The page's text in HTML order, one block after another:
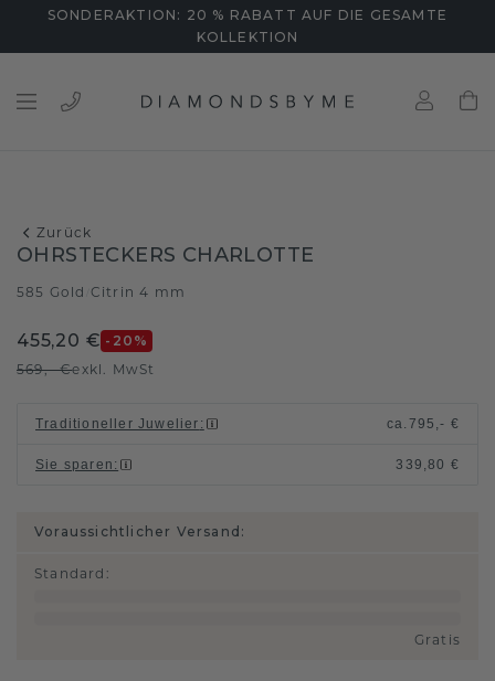
SONDERAKTION: 20 % RABATT AUF DIE GESAMTE
KOLLEKTION
Zurück
OHRSTECKERS CHARLOTTE
585 Gold Citrin 4 mm
455,20 € -20 %
569,- €exkl. MwSt
Traditioneller Juwelier : ca. 795,- €
Sie sparen : 339,80 €
Voraussichtlicher Versand:
Standard :
Gratis